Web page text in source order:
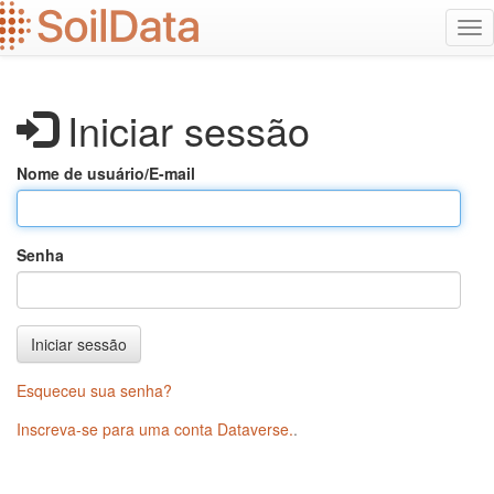
Ir
para
o
Iniciar sessão
Nome de usuário/E-mail
Senha
Iniciar sessão
Esqueceu sua senha?
Inscreva-se para uma conta Dataverse..